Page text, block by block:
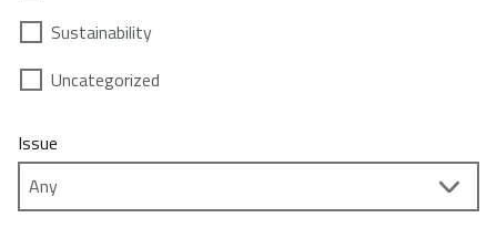
Sustainability
Uncategorized
Issue